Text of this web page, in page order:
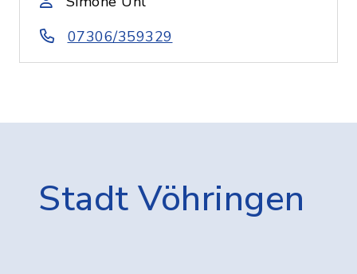
07306/359329
Stadt Vöhringen